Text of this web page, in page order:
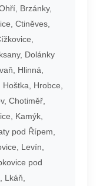
Brzánky,
Ctiněves,
Dolánky
Hlinná,
Hrobce,
Chotiměř,
Kamýk,
pod Řípem,
Levín,
pod
Lkáň,